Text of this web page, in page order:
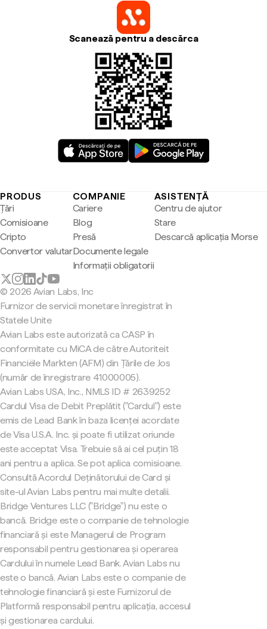
Scanează pentru a descărca
PRODUS
Țări
Comisioane
Cripto
Convertor valutar
COMPANIE
Cariere
Blog
Presă
Documente legale
Informații obligatorii
ASISTENȚĂ
Centru de ajutor
Stare
Descarcă aplicația Morse
© 2026 Avian Labs, Inc
Furnizor de servicii monetare înregistrat în
Statele Unite
Avian Labs este autorizată ca CASP în
conformitate cu MiCA de către Autoriteit
Financiële Markten (AFM) din Țările de Jos
(număr de înregistrare 41000005).
Avian Labs USA, Inc., NMLS ID # 2639252
Cardul Visa de Debit Preplătit ("Cardul") este
emis de Lead Bank în baza licenței acordate
de Visa U.S.A. Inc. și poate fi utilizat oriunde
este acceptat Visa. Trebuie să ai cel puțin 18
ani pentru a aplica. Se pot aplica comisioane.
Consultă Acordul Deținătorului de Card și
site-ul Avian Labs pentru mai multe detalii.
Bridge Ventures LLC ("Bridge") nu este o
bancă. Bridge este o companie de tehnologie
financiară și este Managerul de Program
responsabil pentru gestionarea și operarea
Cardului în numele Lead Bank. Avian Labs nu
este o bancă. Avian Labs este o companie de
tehnologie financiară și este Furnizorul de
Platformă responsabil pentru aplicația, accesul
și gestionarea cardului.